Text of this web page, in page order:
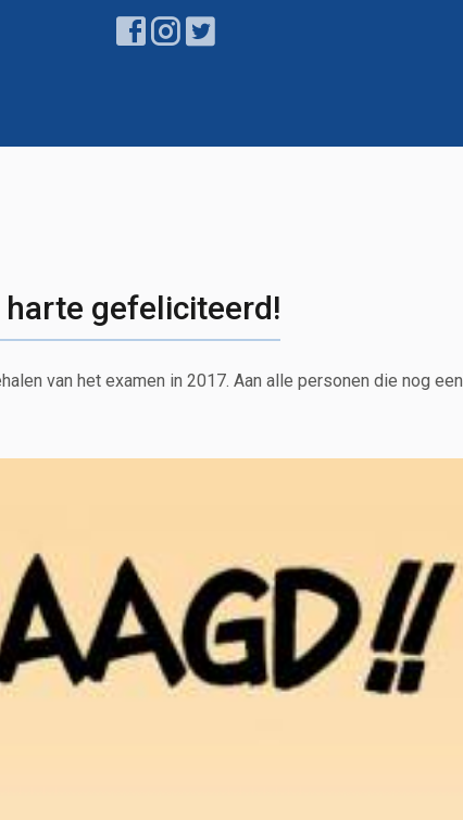
gefeliciteerd!
van het examen in 2017. Aan alle personen die nog een